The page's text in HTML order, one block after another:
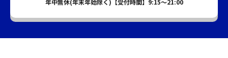
年中無休(年末年始除く)【受付時間】9:15～21:00